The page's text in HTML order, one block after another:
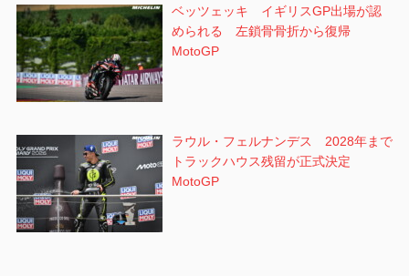
ベッツェッキ イギリスGP出場が認
められる 左鎖骨骨折から復帰
MotoGP
ラウル・フェルナンデス 2028年まで
トラックハウス残留が正式決定
MotoGP